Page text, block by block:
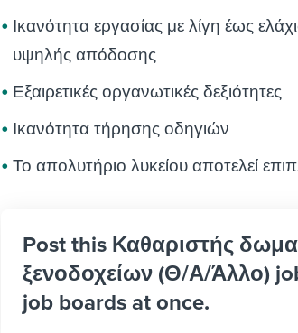
Ικανότητα εργασίας με λίγη έως
υψηλής απόδοσης
Εξαιρετικές οργανωτικές δεξιότητες
Ικανότητα τήρησης οδηγιών
Το απολυτήριο λυκείου αποτελεί
Post this Καθαριστής
ξενοδοχείων (Θ/Α/Άλλο)
job boards at once.